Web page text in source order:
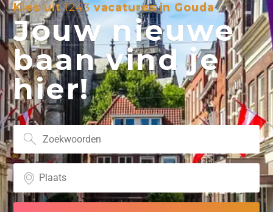
Kies uit1243vacatures in Gouda
Jouw nieuwe
baan vind je
hier!